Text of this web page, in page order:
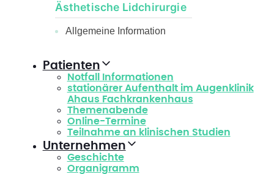
Ästhetische Lidchirurgie
Allgemeine Information
Patienten
Notfall Informationen
stationärer Aufenthalt im Augenklinik
Ahaus Fachkrankenhaus
Themenabende
Online-Termine
Teilnahme an klinischen Studien
Unternehmen
Geschichte
Organigramm